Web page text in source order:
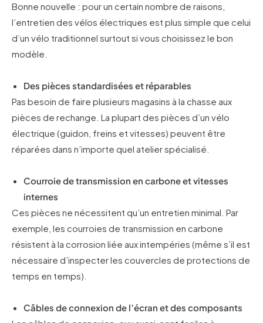
Bonne nouvelle : pour un certain nombre de raisons,
l’entretien des vélos électriques est plus simple que celui
d’un vélo traditionnel surtout si vous choisissez le bon
modèle.
Des pièces standardisées et réparables
Pas besoin de faire plusieurs magasins à la chasse aux
pièces de rechange. La plupart des pièces d’un vélo
électrique (guidon, freins et vitesses) peuvent être
réparées dans n’importe quel atelier spécialisé.
Courroie de transmission en carbone et vitesses
internes
Ces pièces ne nécessitent qu’un entretien minimal. Par
exemple, les courroies de transmission en carbone
résistent à la corrosion liée aux intempéries (même s’il est
nécessaire d’inspecter les couvercles de protections de
temps en temps).
Câbles de connexion de l’écran et des composants